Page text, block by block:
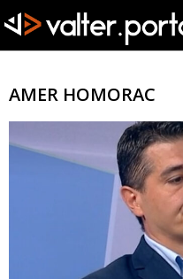
AMER HOMORAC